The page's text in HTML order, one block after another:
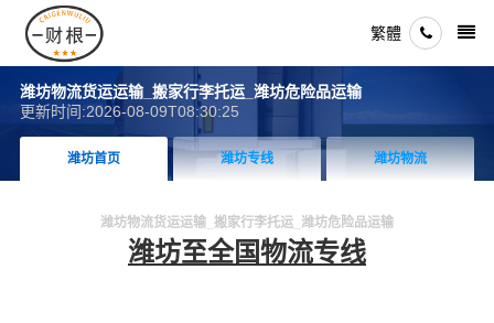
繁體
潍坊物流货运运输_搬家行李托运_潍坊危险品运输
更新时间:2026-08-09T08:30:25
潍坊首页 潍坊专线 潍坊物流
潍坊物流货运运输_搬家行李托运_潍坊危险品运输
潍坊至全国物流专线